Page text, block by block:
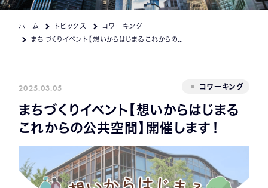
採用情報
CONTACT
ホーム トピックス
コワーキング
2025.03.05 コワーキング
まちづくりイベント【想いからはじまる
これからの公共空間】開催します！